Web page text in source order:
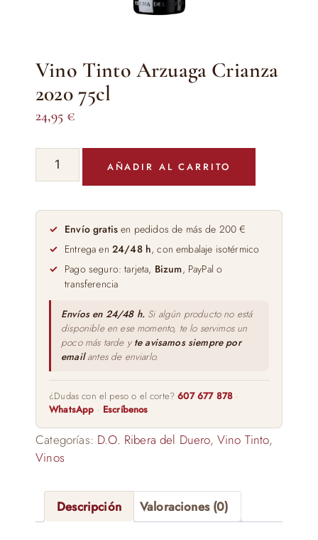
Vino Tinto Arzuaga Crianza
2020 75cl
24,95 €
Vino
Tinto
Crianza
2020
75cl
cantidad
AÑADIR AL CARRITO
Envío gratis en pedidos de más de 200 €
Entrega en 24/48 h, con embalaje isotérmico
Pago seguro: tarjeta, Bizum, PayPal o
transferencia
Envíos en 24/48 h. Si algún producto no está
disponible en ese momento, te lo servimos un
poco más tarde y te avisamos siempre por
emailantes de enviarlo.
¿Dudas con el peso o el corte?607 677 878 ·
WhatsApp · Escríbenos
Categorías: D.O. Ribera del Duero, Vino Tinto,
Vinos
Descripción Valoraciones (0)